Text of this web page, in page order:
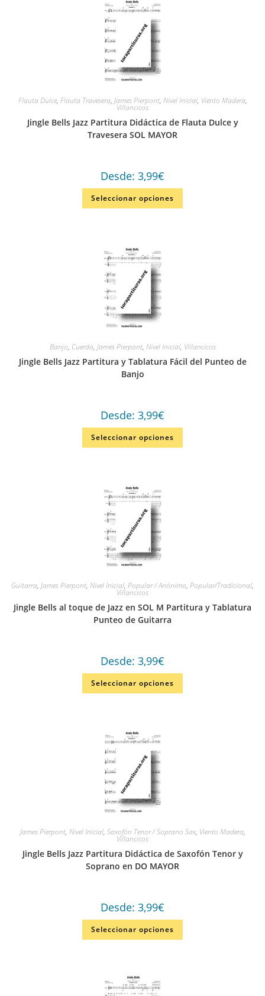
Flauta Dulce, Flauta Travesera, James Pierpont, Nivel Inicial, Viento Madera,
Villancicos
Jingle Bells Jazz Partitura Didáctica de Flauta Dulce y
Travesera SOL MAYOR
Desde: 3,99€
Seleccionar opciones
Banjo, Cuerda, James Pierpont, Nivel Inicial, Villancicos
Jingle Bells Jazz Partitura y Tablatura Fácil del Punteo de
Banjo
Desde: 3,99€
Seleccionar opciones
Guitarra, James Pierpont, Nivel Inicial, Popular / Anónimo, Popular/Tradicional,
Villancicos
Jingle Bells al toque de Jazz en SOL M Partitura y Tablatura
Punteo de Guitarra
Desde: 3,99€
Seleccionar opciones
James Pierpont, Nivel Inicial, Saxofón Tenor / Soprano Sax, Viento Madera,
Villancicos
Jingle Bells Jazz Partitura Didáctica de Saxofón Tenor y
Soprano en DO MAYOR
Desde: 3,99€
Seleccionar opciones